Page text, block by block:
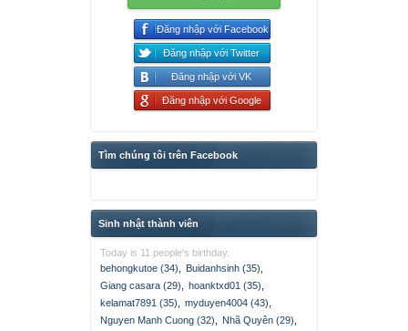
Đăng nhập với Facebook
Đăng nhập với Twitter
Đăng nhập với VK
Đăng nhập với Google
Tìm chúng tôi trên Facebook
Sinh nhật thành viên
Today is 11 people's birthday.
behongkutoe (34)
Buidanhsinh (35)
Giang casara (29)
hoanktxd01 (35)
kelamat7891 (35)
myduyen4004 (43)
Nguyen Manh Cuong (32)
Nhã Quyên (29)